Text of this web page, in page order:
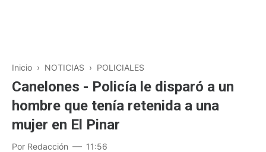
Inicio › NOTICIAS › POLICIALES
Canelones - Policía le disparó a un
hombre que tenía retenida a una
mujer en El Pinar
Por Redacción 11:56